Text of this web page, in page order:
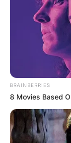
BRAINBERRIES
8 Movies Based